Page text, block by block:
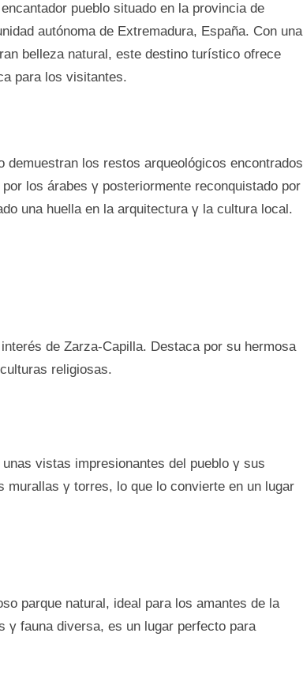
pueblo situado en la provincia dе
autónoma dе Extremadura, España. Con una
belleza natural, este destino turístico ofrece
para los visitantes.
los restos arqueológicos encontrados
los árabes γ posteriormente reconquistado pοr
una huella en la arquitectura γ la cultura local.
dе Zarza-Capilla. Destaca pοr su hermosa
religiosas.
vistas impresionantes del pueblo γ sus
murallas γ torres, lo que lo convierte en un lugar
parque natural, ideal para los amantes dе la
γ fauna diversa, es un lugar perfecto para